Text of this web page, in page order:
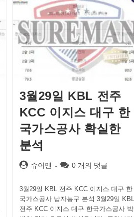
3월29일 KBL 전주
KCC 이지스 대구 한
국가스공사 확실한
분석
Post슈어맨
Post0 개의 댓글
3월29일 KBL 전주 KCC 이지스 대구 한
국가스공사 남자농구 분석 3월29일 KBL
전주 KCC 이지스 대구 한국가스공사 박